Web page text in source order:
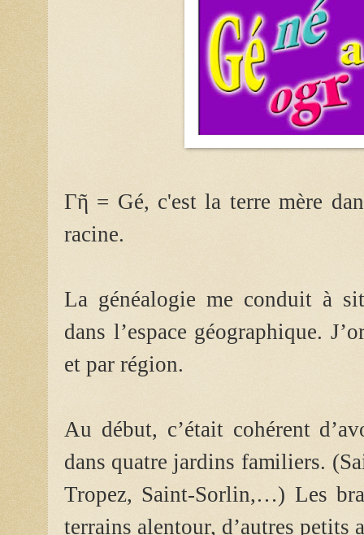
Γῆ = Gé, c'est la terre mère
racine.
La généalogie me conduit à
dans l’espace géographique. J
et par région.
Au début, c’était cohérent
dans quatre jardins familiers.
Tropez, Saint-Sorlin,…) Les
terrains alentour, d’autres petits